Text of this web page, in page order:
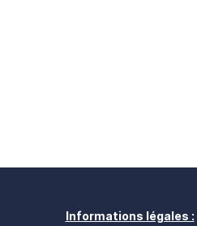
Informations légales :